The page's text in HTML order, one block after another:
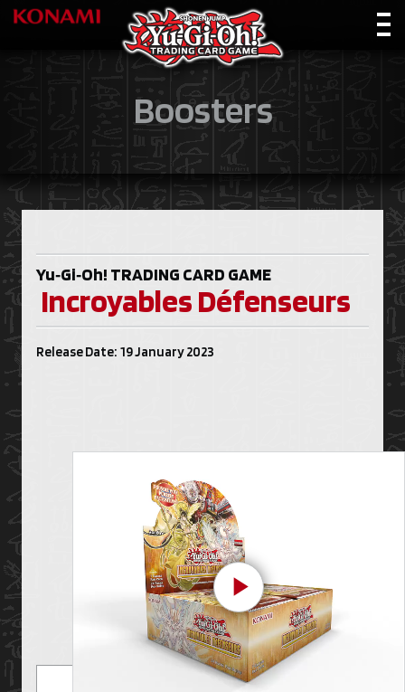
Boosters
Play Video
Yu‑Gi‑Oh! TRADING CARD GAME
Incroyables Défenseurs
Release Date: 19 January 2023